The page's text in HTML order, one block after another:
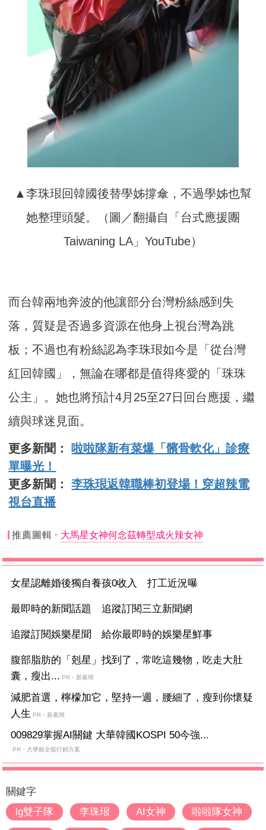
▲李珠珢回韓國後替學姊撐傘，不過學姊也幫
她整理頭髮。（圖／翻攝自「台式應援團
Taiwaning LA」YouTube）
而台韓兩地奔波的他讓部分台灣粉絲感到失
落，質疑是否過多資源在他身上視台灣為跳
板；不過也有粉絲認為李珠珢如今是「從台灣
紅回韓國」，無論在哪都是值得疼愛的「珠珠
公主」。她也將預計4月25至27日回台應援，繼
續與球迷見面。
更多新聞： 啦啦隊新有菜爆「髕骨軟化」診療
單曝光！
更多新聞：李珠珢返韓職棒初登場！穿超辣電
視台直播
推薦圖輯 大馬星女神何念茲轉型成火辣女神
女星認離婚後獨自養孩0收入 打工近況曝
最即時的新聞話題 追蹤訂閱三立新聞網
追蹤訂閱娛樂星聞 給你最即時的娛樂星鮮事
腹部脂肪的「剋星」找到了，常吃這幾物，吃走大肚
囊，瘦出... PR・新素簡
減肥首選，檸檬加它，堅持一週，腰細了，瘦到你懷疑
人生 PR・新素簡
009829掌握AI關鍵 大華韓國KOSPI 50今強...
PR・大華銀全能行銷方案
關鍵字
lg雙子隊
李珠珢 AI女神 啦啦隊女神